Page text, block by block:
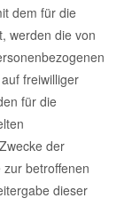
dem für die
werden die von
freiwilliger
für die
der
betroffenen
dieser